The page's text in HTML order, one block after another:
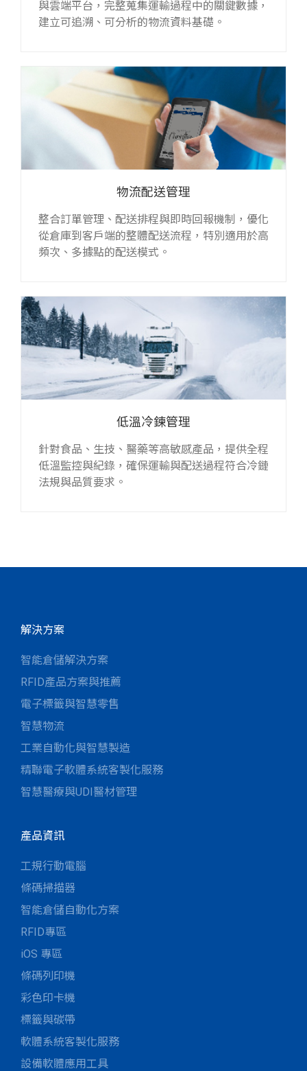
與雲端平台，完整蒐集運輸過程中的關鍵數據，
建立可追溯、可分析的物流資料基礎。
物流配送管理
整合訂單管理、配送排程與即時回報機制，優化
從倉庫到客戶端的整體配送流程，特別適用於高
頻次、多據點的配送模式。
低溫冷鍊管理
針對食品、生技、醫藥等高敏感產品，提供全程
低溫監控與紀錄，確保運輸與配送過程符合冷鏈
法規與品質要求。
解決方案
智能倉儲解決方案
RFID產品方案與推薦
電子標籤與智慧零售
智慧物流
工業自動化與智慧製造
精聯電子軟體系統客製化服務
智慧醫療與UDI醫材管理
產品資訊
工規行動電腦
條碼掃描器
智能倉儲自動化方案
RFID專區
iOS 專區
條碼列印機
彩色印卡機
標籤與碳帶
軟體系統客製化服務
設備軟體應用工具